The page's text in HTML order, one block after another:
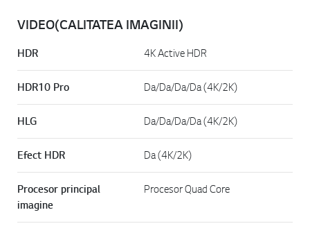
VIDEO(CALITATEA IMAGINII)
HDR 4K Active HDR
HDR10 Pro Da/Da/Da/Da (4K/2K)
HLG Da/Da/Da/Da (4K/2K)
Efect HDR Da (4K/2K)
Procesor principal
imagine
Procesor Quad Core